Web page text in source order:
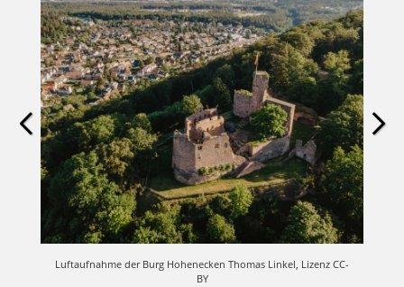
Luftaufnahme der Burg Hohenecken Thomas Linkel, Lizenz CC-
BY